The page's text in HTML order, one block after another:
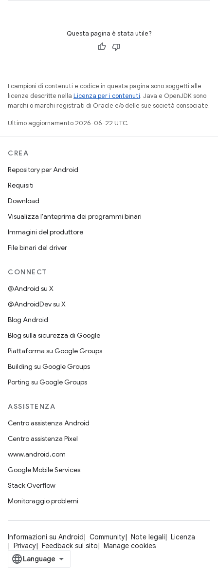
Questa pagina è stata utile?
I campioni di contenuti e codice in questa pagina sono soggetti alle
licenze descritte nella Licenza per i contenuti. Java e OpenJDK sono
marchi o marchi registrati di Oracle e/o delle sue società consociate.
Ultimo aggiornamento 2026-06-22 UTC.
CREA
Repository per Android
Requisiti
Download
Visualizza l'anteprima dei programmi binari
Immagini del produttore
File binari del driver
CONNECT
@Android su X
@AndroidDev su X
Blog Android
Blog sulla sicurezza di Google
Piattaforma su Google Groups
Building su Google Groups
Porting su Google Groups
ASSISTENZA
Centro assistenza Android
Centro assistenza Pixel
www.android.com
Google Mobile Services
Stack Overflow
Monitoraggio problemi
Informazioni su Android Community Note legali
Licenza
Privacy
Feedback sul sito Manage cookies